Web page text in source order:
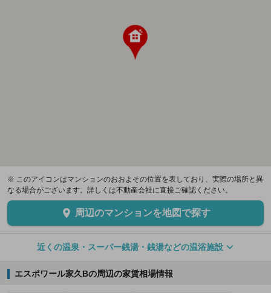
※ このアイコンはマンションのおおよその位置を表しており、実際の場所と異
なる場合がございます。詳しくは不動産会社に直接ご確認ください。
周辺のマンションを地図で探す
近くの温泉・スーパー銭湯・銭湯などの温浴施設
エスポワール家久Bの周辺の家賃相場情報